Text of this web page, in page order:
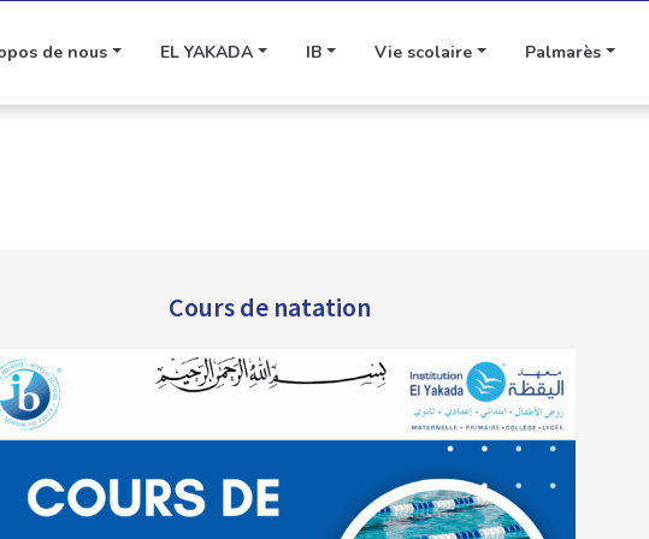
de nous EL YAKADA IB Vie scolaire Palmarès
Cours de natation